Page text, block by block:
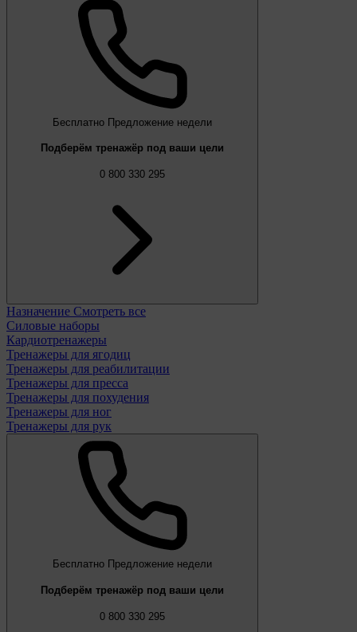
Бесплатно Предложение недели
Подберём тренажёр под ваши цели
0 800 330 295
Назначение Смотреть все
Силовые наборы
Кардиотренажеры
Тренажеры для ягодиц
Тренажеры для реабилитации
Тренажеры для пресса
Тренажеры для похудения
Тренажеры для ног
Тренажеры для рук
Бесплатно Предложение недели
Подберём тренажёр под ваши цели
0 800 330 295